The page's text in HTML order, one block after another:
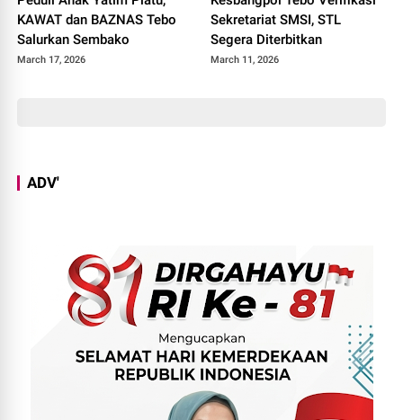
KAWAT dan BAZNAS Tebo
Salurkan Sembako
March 17, 2026
Sekretariat SMSI, STL
Segera Diterbitkan
March 11, 2026
ADV'